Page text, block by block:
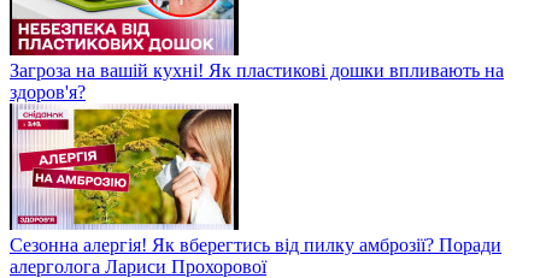
Загроза на вашій кухні! Як пластикові дошки впливають на
здоров'я?
Сезонна алергія! Як вберегтись від пилку амброзії? Поради
алерголога Лариси Прохорової